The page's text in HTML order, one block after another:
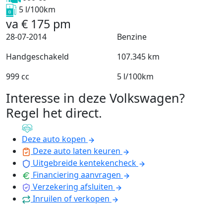
5 l/100km
va € 175 pm
28-07-2014
Benzine
Handgeschakeld
107.345 km
999 cc
5 l/100km
Interesse in deze Volkswagen?
Regel het direct.
Deze auto kopen
Deze auto laten keuren
Uitgebreide kentekencheck
Financiering aanvragen
Verzekering afsluiten
Inruilen of verkopen